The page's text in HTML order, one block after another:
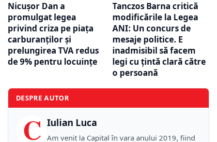
Nicușor Dan a
promulgat legea
privind criza pe piața
carburanților și
prelungirea TVA redus
de 9% pentru locuințe
Tanczos Barna critică
modificările la Legea
ANI: Un concurs de
mesaje politice. E
inadmisibil să facem
legi cu țintă clară către
o persoană
DESPRE AUTOR
C Iulian Luca
Am venit la Capital în vara anului 2019, fiind